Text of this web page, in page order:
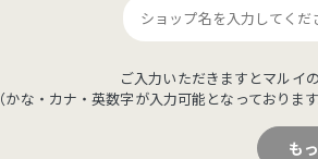
ご入力いただきますとマルイ
（かな・カナ・英数字が入力可能となっておりま
も